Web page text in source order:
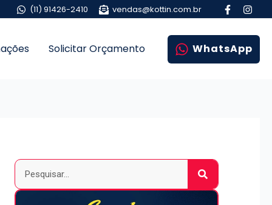
(11) 91426-2410 vendas@kottin.com.br
Solicitar Orçamento WhatsApp
Pesquisar